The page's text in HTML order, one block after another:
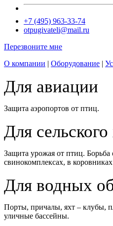
+7 (495) 963-33-74
otpugivateli@mail.ru
Перезвоните мне
О компании | Оборудование |
Для авиации
Защита аэропортов от птиц.
Для сельского
Защита урожая от птиц.
свинокомплексах, в
Для водных
Порты, причалы, яхт – клубы,
уличные бассейны.